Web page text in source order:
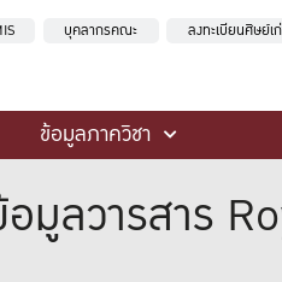
บุคลากรคณะ ลงทะเบียนศิษย์เ
ข้อมูลภาควิชา
อมูลวารสาร